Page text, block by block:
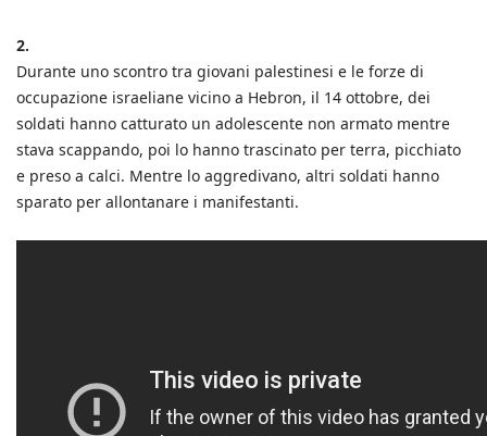
2.
Durante uno scontro tra giovani palestinesi e le forze di
occupazione israeliane vicino a Hebron, il 14 ottobre, dei
soldati hanno catturato un adolescente non armato mentre
stava scappando, poi lo hanno trascinato per terra, picchiato
e preso a calci. Mentre lo aggredivano, altri soldati hanno
sparato per allontanare i manifestanti.